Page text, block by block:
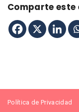
Comparte
Política de Privacidad